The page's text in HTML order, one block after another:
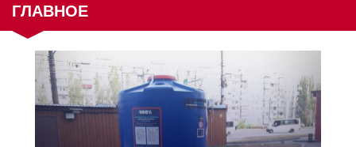
ГЛАВНОЕ